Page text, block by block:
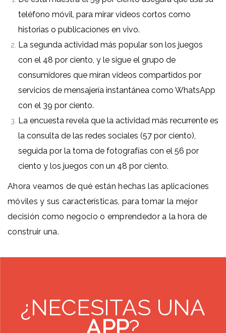
teléfono móvil, para mirar videos cortos como
historias o publicaciones en vivo.
La segunda actividad más popular son los juegos
con el 48 por ciento, y le sigue el grupo de
consumidores que miran videos compartidos por
servicios de mensajería instantánea como WhatsApp
con el 39 por ciento.
La encuesta revela que la actividad más recurrente es
la consulta de las redes sociales (57 por ciento),
seguida por la toma de fotografías con el 56 por
ciento y los juegos con un 48 por ciento.
Ahora veamos de qué están hechas las aplicaciones
móviles y sus características, para tomar la mejor
decisión como negocio o emprendedor a la hora de
construir una.
¿NECESITAS UNA
APP?